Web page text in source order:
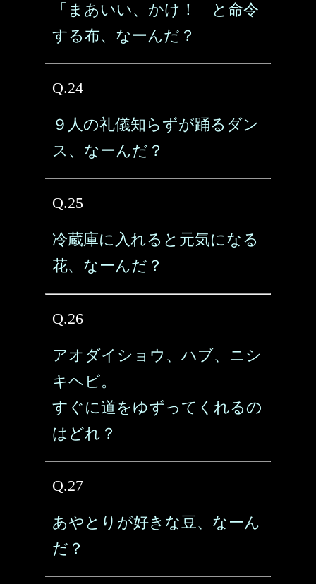
「まあいい、かけ！」と命令
する布、なーんだ？
Q.24
９人の礼儀知らずが踊るダン
ス、なーんだ？
Q.25
冷蔵庫に入れると元気になる
花、なーんだ？
Q.26
アオダイショウ、ハブ、ニシ
キヘビ。
すぐに道をゆずってくれるの
はどれ？
Q.27
あやとりが好きな豆、なーん
だ？